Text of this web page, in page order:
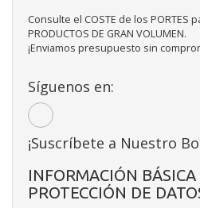
Consulte el COSTE de los PORTES
PRODUCTOS DE GRAN VOLUMEN.
¡Enviamos presupuesto sin
Síguenos en:
¡Suscríbete a Nuestro
INFORMACIÓN BÁSICA
PROTECCIÓN DE